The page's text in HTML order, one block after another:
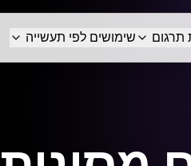
תרגום שימושים לפי תעשייה